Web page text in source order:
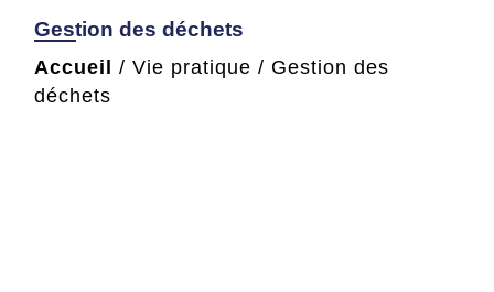
Gestion des déchets
Accueil / Vie pratique / Gestion des
déchets